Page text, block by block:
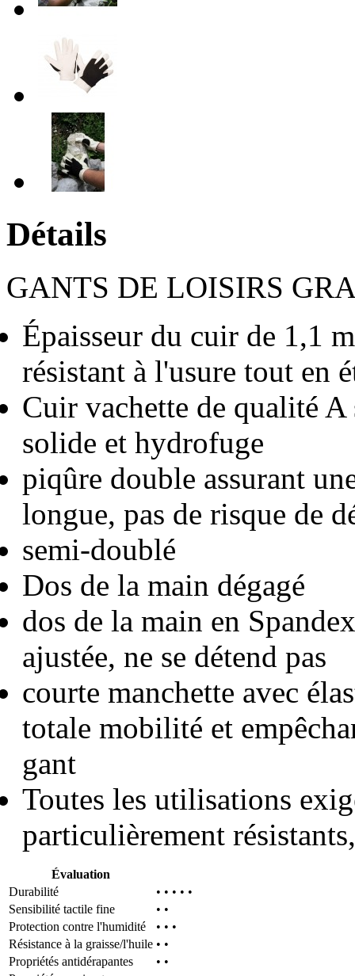
Détails
GANTS DE LOISIRS
Épaisseur du cuir de 1,1
résistant à l'usure tout en
Cuir vachette de qualité
solide et hydrofuge
piqûre double assurant
longue, pas de risque de
semi-doublé
Dos de la main dégagé
dos de la main en
ajustée, ne se détend pas
courte manchette avec
totale mobilité et
gant
Toutes les utilisations
particulièrement
Évaluation
Durabilité
• • • • •
Sensibilité tactile fine
• •
Protection contre l'humidité
• • •
Résistance à la graisse/l'huile • •
Propriétés antidérapantes
• •